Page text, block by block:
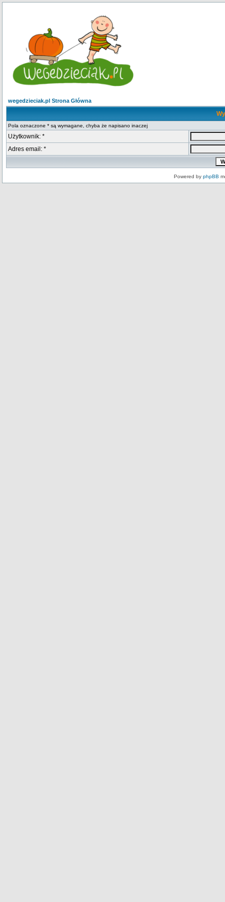
wegedzieciak.pl Strona Główna
Pola oznaczone * są wymagane, chyba że napisano inaczej
Użytkownik: *
Adres email: *
Powered by phpBB